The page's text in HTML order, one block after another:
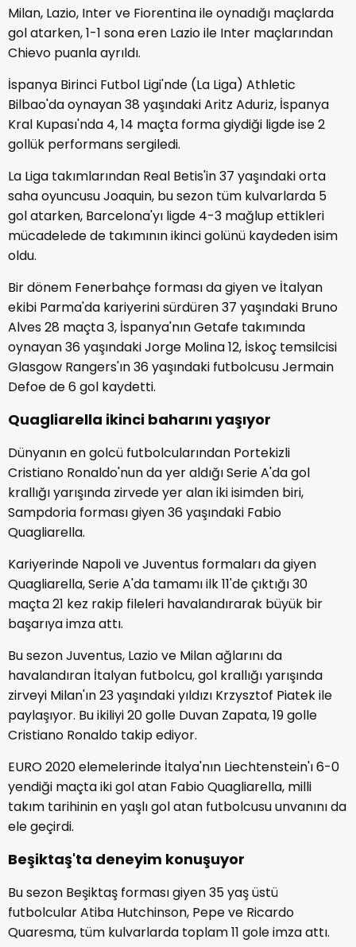
Milan, Lazio, Inter ve Fiorentina ile oynadığı maçlarda
gol atarken, 1-1 sona eren Lazio ile Inter maçlarından
Chievo puanla ayrıldı.
İspanya Birinci Futbol Ligi'nde (La Liga) Athletic
Bilbao'da oynayan 38 yaşındaki Aritz Aduriz, İspanya
Kral Kupası'nda 4, 14 maçta forma giydiği ligde ise 2
gollük performans sergiledi.
La Liga takımlarından Real Betis'in 37 yaşındaki orta
saha oyuncusu Joaquin, bu sezon tüm kulvarlarda 5
gol atarken, Barcelona'yı ligde 4-3 mağlup ettikleri
mücadelede de takımının ikinci golünü kaydeden isim
oldu.
Bir dönem Fenerbahçe forması da giyen ve İtalyan
ekibi Parma'da kariyerini sürdüren 37 yaşındaki Bruno
Alves 28 maçta 3, İspanya'nın Getafe takımında
oynayan 36 yaşındaki Jorge Molina 12, İskoç temsilcisi
Glasgow Rangers'ın 36 yaşındaki futbolcusu Jermain
Defoe de 6 gol kaydetti.
Quagliarella ikinci baharını yaşıyor
Dünyanın en golcü futbolcularından Portekizli
Cristiano Ronaldo'nun da yer aldığı Serie A'da gol
krallığı yarışında zirvede yer alan iki isimden biri,
Sampdoria forması giyen 36 yaşındaki Fabio
Quagliarella.
Kariyerinde Napoli ve Juventus formaları da giyen
Quagliarella, Serie A'da tamamı ilk 11'de çıktığı 30
maçta 21 kez rakip fileleri havalandırarak büyük bir
başarıya imza attı.
Bu sezon Juventus, Lazio ve Milan ağlarını da
havalandıran İtalyan futbolcu, gol krallığı yarışında
zirveyi Milan'ın 23 yaşındaki yıldızı Krzysztof Piatek ile
paylaşıyor. Bu ikiliyi 20 golle Duvan Zapata, 19 golle
Cristiano Ronaldo takip ediyor.
EURO 2020 elemelerinde İtalya'nın Liechtenstein'ı 6-0
yendiği maçta iki gol atan Fabio Quagliarella, milli
takım tarihinin en yaşlı gol atan futbolcusu unvanını da
ele geçirdi.
Beşiktaş'ta deneyim konuşuyor
Bu sezon Beşiktaş forması giyen 35 yaş üstü
futbolcular Atiba Hutchinson, Pepe ve Ricardo
Quaresma, tüm kulvarlarda toplam 11 gole imza attı.